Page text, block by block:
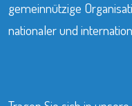
gemeinnützige
nationaler und